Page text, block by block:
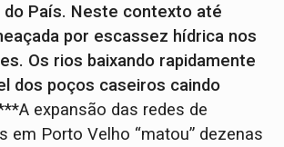
País. Neste contexto até
por escassez hídrica nos
Os rios baixando rapidamente
dos poços caseiros caindo
expansão das redes de
em Porto Velho “matou” dezenas